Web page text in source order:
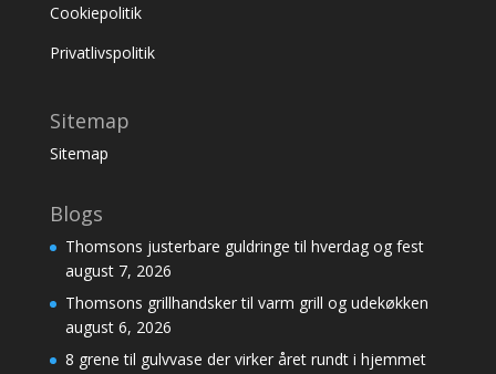
Cookiepolitik
Privatlivspolitik
Sitemap
Sitemap
Blogs
Thomsons justerbare guldringe til hverdag og fest
august 7, 2026
Thomsons grillhandsker til varm grill og udekøkken
august 6, 2026
8 grene til gulvvase der virker året rundt i hjemmet